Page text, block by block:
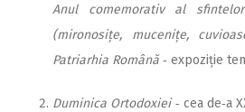
Anul comemorativ al
(mironosițe, mu­cenițe,
Patriarhia Română‑ expoziție
Duminica Ortodoxiei‑ cea de‑a